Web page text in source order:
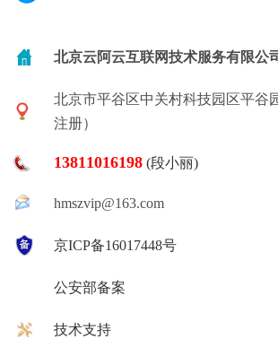
北京云阿云互联网技术服务有限公
北京市平谷区中关村科技园区平谷
注册）
13811016198 (段小丽)
hmszvip@163.com
京ICP备16017448号
公安部备案
技术支持